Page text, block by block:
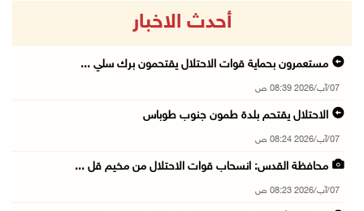
أحدث الاخبار
مستعمرون بحماية قوات الاحتلال يقتحمون برك سلي ...
07/آب/2026 08:39 ص
الاحتلال يقتحم بلدة طمون جنوب طوباس
07/آب/2026 08:24 ص
محافظة القدس: انسحاب قوات الاحتلال من مخيم قل ...
07/آب/2026 08:23 ص